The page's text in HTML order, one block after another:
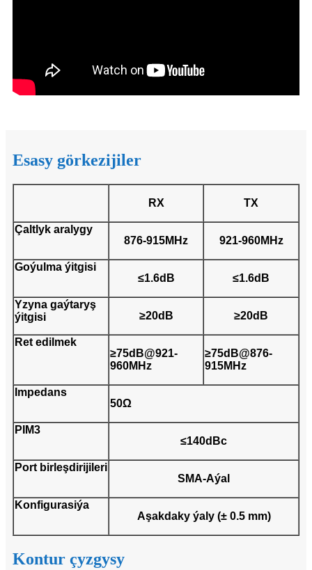
Esasy görkezijiler
RX TX
Çaltlyk aralygy
876-915MHz
921-960MHz
Goýulma ýitgisi
≤1.6dB
≤1.6dB
Yzyna gaýtaryş
ýitgisi
≥20dB ≥20dB
Ret edilmek
≥75dB@921-
960MHz
≥75dB@876-
915MHz
Impedans
50Ω
PIM3
≤140dBc
Port birleşdirijileri
SMA-Aýal
Konfigurasiýa
Aşakdaky ýaly (± 0.5 mm)
Kontur çyzgysy